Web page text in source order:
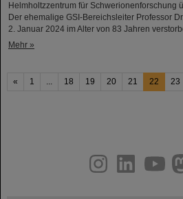
Helmholtzzentrum für Schwerionenforschung
Der ehemalige GSI-Bereichsleiter Professor
2. Januar 2024 im Alter von 83 Jahren
Mehr »
« 1 ... 18 19 20 21 22 23
youtubehelmholtz.socialfacebook